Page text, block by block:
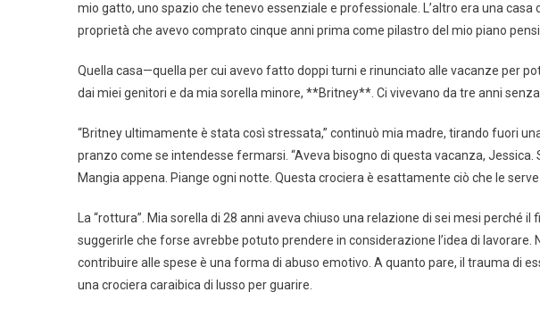
mio gatto, uno spazio che tenevo essenziale e professionale. L’altro era una
proprietà che avevo comprato cinque anni prima come pilastro del mio piano
Quella casa—quella per cui avevo fatto doppi turni e rinunciato alle vacanze per
dai miei genitori e da mia sorella minore, **Britney**. Ci vivevano da tre anni
“Britney ultimamente è stata così stressata,” continuò mia madre, tirando fuori
pranzo come se intendesse fermarsi. “Aveva bisogno di questa vacanza, Jessica.
Mangia appena. Piange ogni notte. Questa crociera è esattamente ciò che le
La “rottura”. Mia sorella di 28 anni aveva chiuso una relazione di sei mesi perché
suggerirle che forse avrebbe potuto prendere in considerazione l’idea di lavorare.
contribuire alle spese è una forma di abuso emotivo. A quanto pare, il trauma di
una crociera caraibica di lusso per guarire.